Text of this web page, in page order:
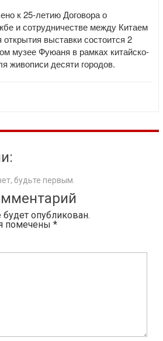
к 25-летию Договора о
и сотрудничестве между Китаем
выставки состоится 2
музее Фуюаня в рамках китайско-
живописи десяти городов.
будьте первым.
опубликован.
помечены *